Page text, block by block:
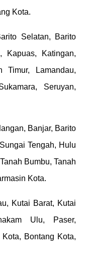
Kota.
Selatan, Barito
Kapuas, Katingan,
Timur, Lamandau,
Seruyan,
Banjar, Barito
Tengah, Hulu
Bumbu, Tanah
Kota.
Kutai Barat, Kutai
Ulu, Paser,
Bontang Kota,